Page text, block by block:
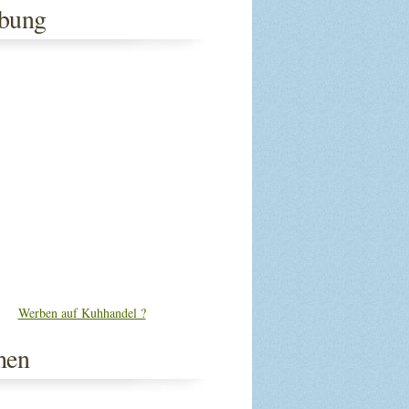
Werben auf Kuhhandel ?